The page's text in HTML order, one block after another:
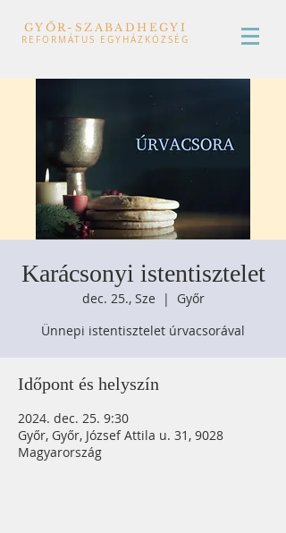
GYŐR-SZABADHEGYI
REFORMÁTUS EGYHÁZKÖZSÉG
Karácsonyi istentisztelet
dec. 25., Sze
  |
Győr
Ünnepi istentisztelet úrvacsorával
Időpont és helyszín
2024. dec. 25. 9:30
Győr, Győr, József Attila u. 31, 9028
Magyarország